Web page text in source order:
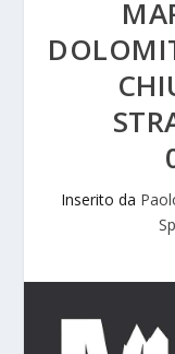
Inserito da